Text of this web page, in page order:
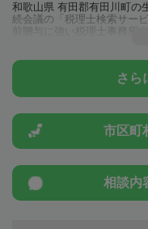
和歌山県 有田郡有田川町の
続会議の「税理士検索サー
前贈与に強い税理士事務所
税金や特例制度のことは一
さら
市区町
相談内